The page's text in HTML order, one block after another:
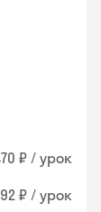
₽ / урок
₽ / урок